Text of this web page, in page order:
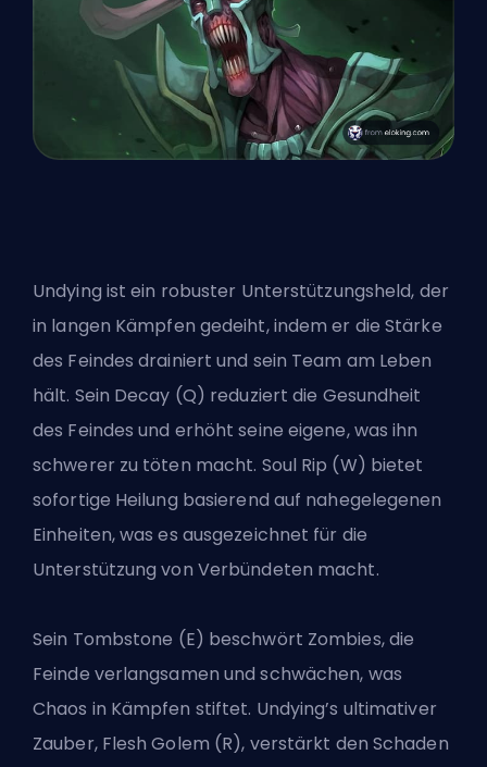
Undying ist ein robuster Unterstützungsheld, der
in langen Kämpfen gedeiht, indem er die Stärke
des Feindes drainiert und sein Team am Leben
hält. Sein Decay (Q) reduziert die Gesundheit
des Feindes und erhöht seine eigene, was ihn
schwerer zu töten macht. Soul Rip (W) bietet
sofortige Heilung basierend auf nahegelegenen
Einheiten, was es ausgezeichnet für die
Unterstützung von Verbündeten macht.
Sein Tombstone (E) beschwört Zombies, die
Feinde verlangsamen und schwächen, was
Chaos in Kämpfen stiftet. Undying’s ultimativer
Zauber, Flesh Golem (R), verstärkt den Schaden